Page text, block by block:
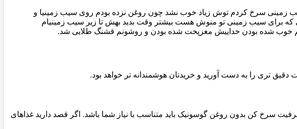
زمینی سرخ کردم توش زیاد خوب نشد چون روغن نزده بودم روی سیب زمینیا و
که برای سیب زمینی تو منوش هست بیشتر وقت بدید بهش تا زیر سیب زمینیام
خوب شده بودن خداییش مغزپخت شده بودن و روشونم قشنگ طلایی شد.
تری را به دست آورید و خرید‌تان هوشمندانه تر خواهد بود.
سرخ کن بدون روغن گوسونیک باید متناسب با نیاز شما باشد. اگر قصد دارید غذاهای